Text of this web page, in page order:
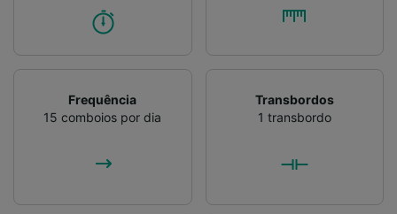
Frequência
15 comboios por dia
Transbordos
1 transbordo